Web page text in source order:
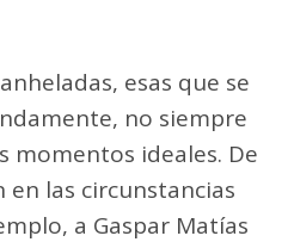
esas que se
no siempre
momentos ideales. De
en las circunstancias
a Gaspar Matías